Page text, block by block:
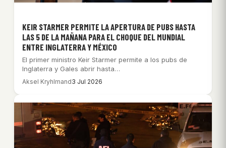
KEIR STARMER PERMITE LA APERTURA DE PUBS HASTA
LAS 5 DE LA MAÑANA PARA EL CHOQUE DEL MUNDIAL
ENTRE INGLATERRA Y MÉXICO
El primer ministro Keir Starmer permite a los pubs de
Inglaterra y Gales abrir hasta…
Aksel Kryhlmand3 Jul 2026